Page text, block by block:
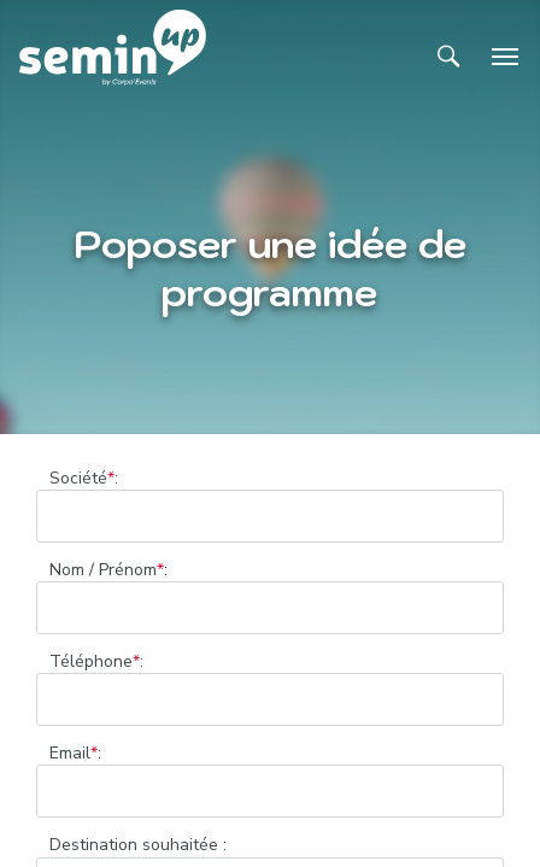
Poposer une idée de
programme
Société*:
Nom / Prénom*:
Téléphone*:
Email*:
Destination souhaitée :